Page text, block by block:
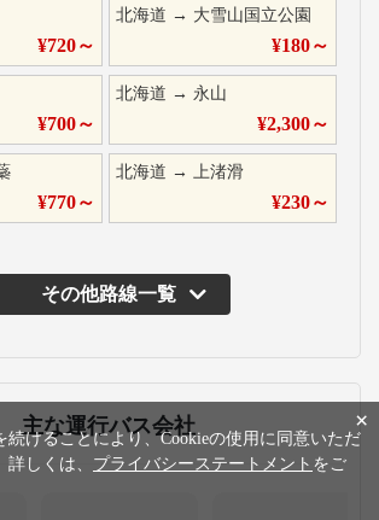
¥720～
北海道 → 大雪山国立公園
¥180～
¥700～
北海道 → 永山
¥2,300～
¥770～
北海道 →上渚滑
¥230～
その他路線一覧
主な運行バス会社 ×
続けることにより、Cookieの使用に同意いただ
しくは、 プライバシーステートメント をご